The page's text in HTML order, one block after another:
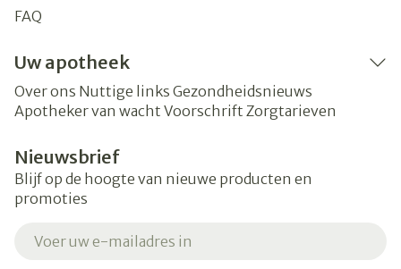
FAQ
Uw apotheek
Over ons Nuttige links Gezondheidsnieuws
Apotheker van wacht Voorschrift Zorgtarieven
Nieuwsbrief
Blijf op de hoogte van nieuwe producten en
promoties